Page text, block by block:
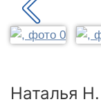
Наталья Н.